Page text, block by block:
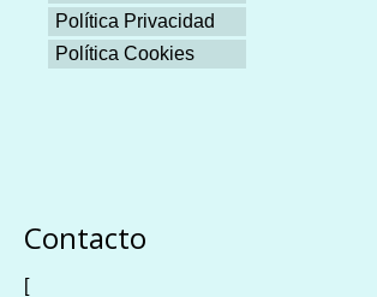
Política Privacidad
Política Cookies
Contacto
[